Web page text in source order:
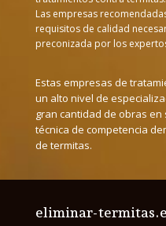
Las empresas
requisitos de calidad
preconizada por los
Estas empresas de
un alto nivel de
gran cantidad de obras
técnica de competencia
de termitas.
eliminar-